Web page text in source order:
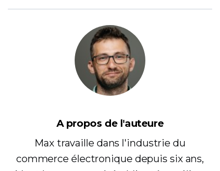
A propos de l'auteure
Max travaille dans l'industrie du
commerce électronique depuis six ans,